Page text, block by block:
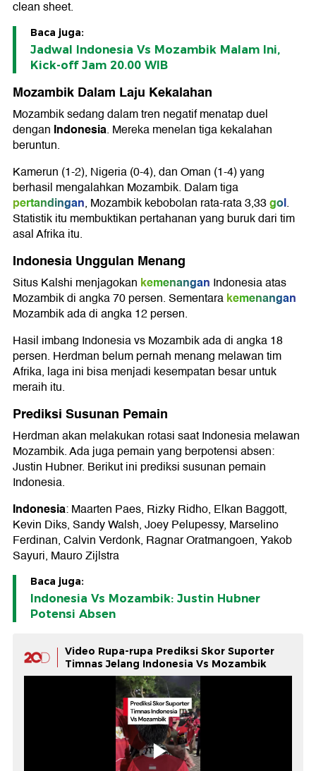
clean sheet.
Baca juga:
Jadwal Indonesia Vs Mozambik Malam Ini,
Kick-off Jam 20.00 WIB
Mozambik Dalam Laju Kekalahan
Mozambik sedang dalam tren negatif menatap duel
dengan Indonesia. Mereka menelan tiga kekalahan
beruntun.
Kamerun (1-2), Nigeria (0-4), dan Oman (1-4) yang
berhasil mengalahkan Mozambik. Dalam tiga
pertandingan, Mozambik kebobolan rata-rata 3,33gol.
Statistik itu membuktikan pertahanan yang buruk dari tim
asal Afrika itu.
Indonesia Unggulan Menang
Situs Kalshi menjagokan kemenangan Indonesia atas
Mozambik di angka 70 persen. Sementarakemenangan
Mozambik ada di angka 12 persen.
Hasil imbang Indonesia vs Mozambik ada di angka 18
persen. Herdman belum pernah menang melawan tim
Afrika, laga ini bisa menjadi kesempatan besar untuk
meraih itu.
Prediksi Susunan Pemain
Herdman akan melakukan rotasi saat Indonesia melawan
Mozambik. Ada juga pemain yang berpotensi absen:
Justin Hubner. Berikut ini prediksi susunan pemain
Indonesia.
Indonesia: Maarten Paes, Rizky Ridho, Elkan Baggott,
Kevin Diks, Sandy Walsh, Joey Pelupessy, Marselino
Ferdinan, Calvin Verdonk, Ragnar Oratmangoen, Yakob
Sayuri, Mauro Zijlstra
Baca juga:
Indonesia Vs Mozambik: Justin Hubner
Potensi Absen
Video Rupa-rupa Prediksi Skor Suporter
Timnas Jelang Indonesia Vs Mozambik